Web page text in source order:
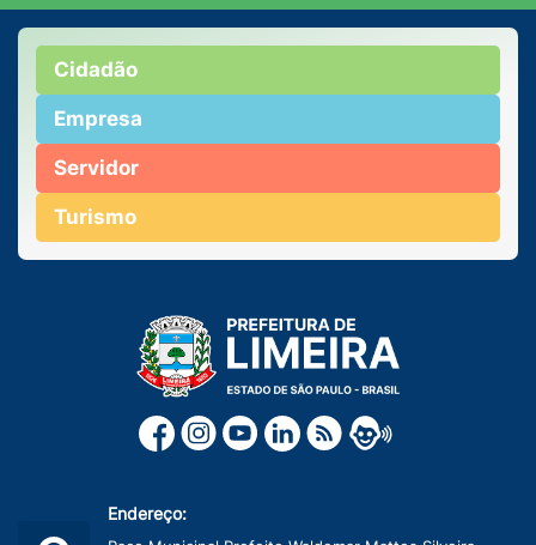
Cidadão
Empresa
Servidor
Turismo
Endereço: